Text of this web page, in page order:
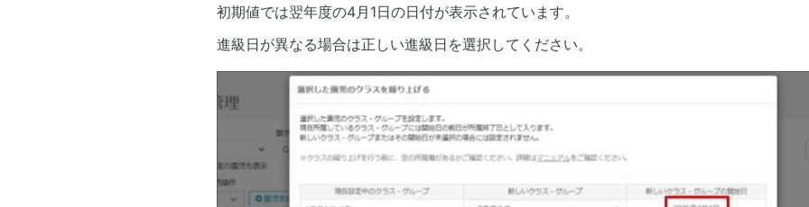
初期値では翌年度の4月1日の日付が表示されています。
進級日が異なる場合は正しい進級日を選択してください。